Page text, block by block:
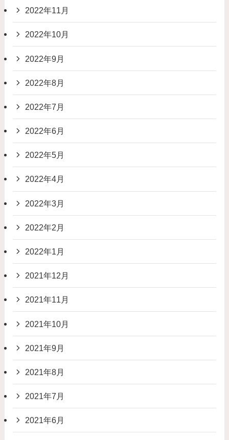
2022年11月
2022年10月
2022年9月
2022年8月
2022年7月
2022年6月
2022年5月
2022年4月
2022年3月
2022年2月
2022年1月
2021年12月
2021年11月
2021年10月
2021年9月
2021年8月
2021年7月
2021年6月